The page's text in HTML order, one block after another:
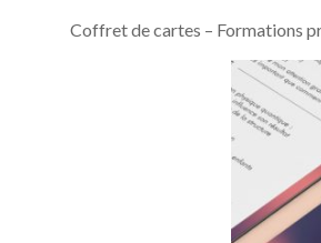
Coffret de cartes – Formations